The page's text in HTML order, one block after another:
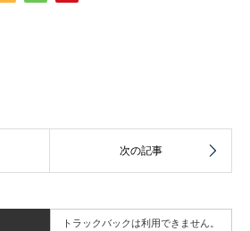
トラックバックは利用できません。